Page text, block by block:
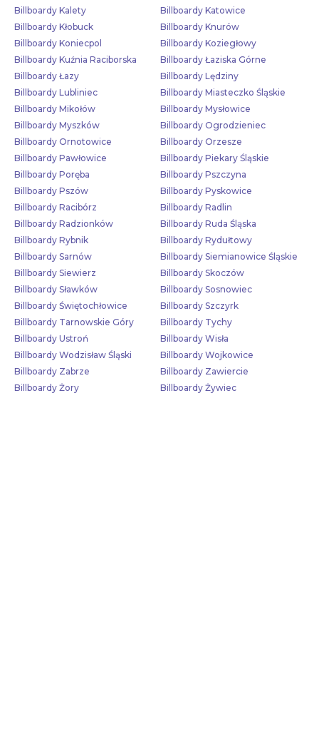
Billboardy Kalety
Billboardy Katowice
Billboardy Kłobuck
Billboardy Knurów
Billboardy Koniecpol
Billboardy Koziegłowy
Billboardy Kuźnia Raciborska
Billboardy Łaziska Górne
Billboardy Łazy
Billboardy Lędziny
Billboardy Lubliniec
Billboardy Miasteczko Śląskie
Billboardy Mikołów
Billboardy Mysłowice
Billboardy Myszków
Billboardy Ogrodzieniec
Billboardy Ornotowice
Billboardy Orzesze
Billboardy Pawłowice
Billboardy Piekary Śląskie
Billboardy Poręba
Billboardy Pszczyna
Billboardy Pszów
Billboardy Pyskowice
Billboardy Racibórz
Billboardy Radlin
Billboardy Radzionków
Billboardy Ruda Śląska
Billboardy Rybnik
Billboardy Rydułtowy
Billboardy Sarnów
Billboardy Siemianowice Śląskie
Billboardy Siewierz
Billboardy Skoczów
Billboardy Sławków
Billboardy Sosnowiec
Billboardy Świętochłowice
Billboardy Szczyrk
Billboardy Tarnowskie Góry
Billboardy Tychy
Billboardy Ustroń
Billboardy Wisła
Billboardy Wodzisław Śląski
Billboardy Wojkowice
Billboardy Zabrze
Billboardy Zawiercie
Billboardy Żory
Billboardy Żywiec